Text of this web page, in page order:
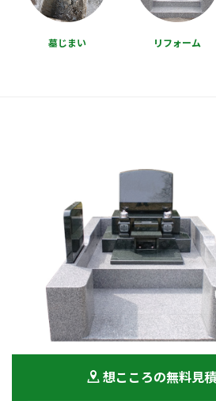
墓じまい リフォーム
想こころの無料見